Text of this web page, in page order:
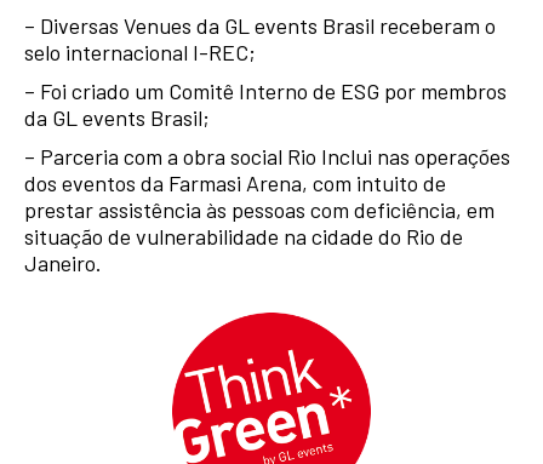
– Diversas Venues da GL events Brasil receberam o
selo internacional I-REC;
– Foi criado um Comitê Interno de ESG por membros
da GL events Brasil;
– Parceria com a obra social Rio Inclui nas operações
dos eventos da Farmasi Arena, com intuito de
prestar assistência às pessoas com deficiência, em
situação de vulnerabilidade na cidade do Rio de
Janeiro.